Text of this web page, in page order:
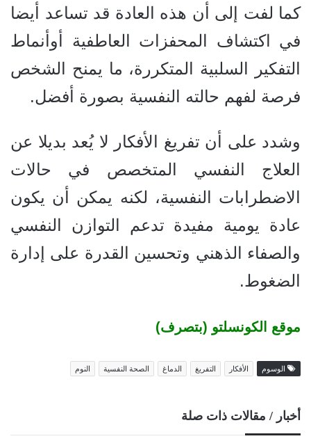
كما لفت إلى أن هذه العادة قد تساعد أيضا
في اكتشاف المحفزات العاطفية أوأنماط
التفكير السلبية المتكررة، ما يمنح الشخص
فرصة لفهم حالته النفسية بصورة أفضل.
وشدد على أن تفريغ الأفكار لا يُعد بديلا عن
العلاج النفسي المتخصص في حالات
الاضطرابات النفسية، لكنه يمكن أن يكون
عادة يومية مفيدة تدعم التوازن النفسي
والصفاء الذهني وتحسين القدرة على إدارة
الضغوط.
موقع الكونسلتو (بتصرف)
الوسوم الأفكار التفريغ الدماغ الصحة النفسية النوم
أخبار / مقالات ذات صلة